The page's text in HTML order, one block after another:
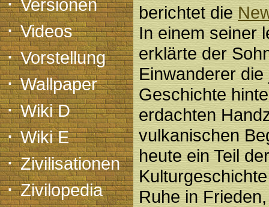
Versionen
·Videos
·Vorstellung
·Wallpaper
·Wiki D
·Wiki E
·Zivilisationen
·Zivilopedia
berichtet die
In einem seiner
erklärte der
Einwanderer
Geschichte
erdachten
vulkanischen
heute ein Teil der
Ruhe in